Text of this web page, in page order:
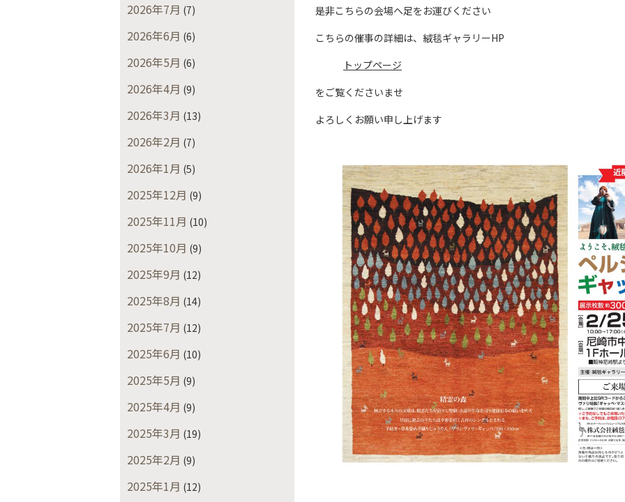
2026年7月 (7)
2026年6月 (6)
2026年5月 (6)
2026年4月 (9)
2026年3月 (13)
2026年2月 (7)
2026年1月 (5)
2025年12月 (9)
2025年11月 (10)
2025年10月 (9)
2025年9月 (12)
2025年8月 (14)
2025年7月 (12)
2025年6月 (10)
2025年5月 (9)
2025年4月 (9)
2025年3月 (19)
2025年2月 (9)
2025年1月 (12)
是非こちらの会場へ足をお運びください
こちらの催事の詳細は、絨毯ギャラリーHP
トップページ
をご覧くださいませ
よろしくお願い申し上げます